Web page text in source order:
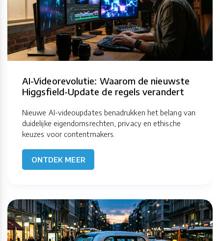
AI-Videorevolutie: Waarom de nieuwste
Higgsfield-Update de regels verandert
Nieuwe AI-videoupdates benadrukken het belang van
duidelijke eigendomsrechten, privacy en ethische
keuzes voor contentmakers.
ONTDEK MEER